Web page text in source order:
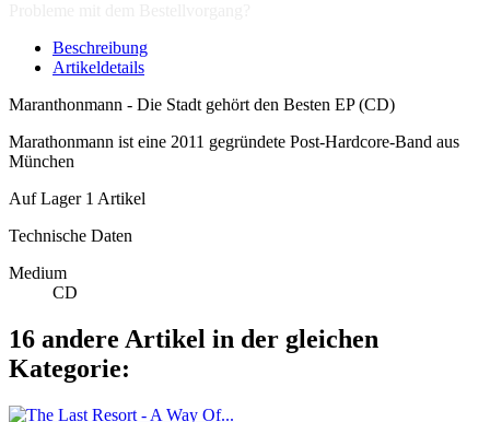
Beschreibung
Artikeldetails
Maranthonmann - Die Stadt gehört den Besten EP (CD)
Marathonmann ist eine 2011 gegründete Post-Hardcore-Band aus
München
Auf Lager 1 Artikel
Technische Daten
Medium
CD
16 andere Artikel in der gleichen
Kategorie: